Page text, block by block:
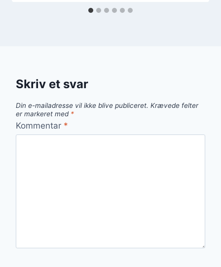
Skriv et svar
Din e-mailadresse vil ikke blive publiceret. Krævede felter
er markeret med *
Kommentar *